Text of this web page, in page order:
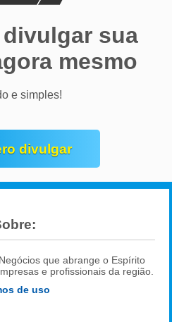
divulgar sua
mesmo
e simples!
divulgar
que abrange o Espírito
e profissionais da região.
de uso